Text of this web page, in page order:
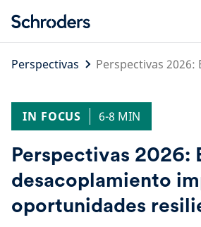
content
Perspectivas
Perspectivas
IN FOCUS 6-8 MIN
Perspectivas 2026:
desacoplamiento
oportunidades